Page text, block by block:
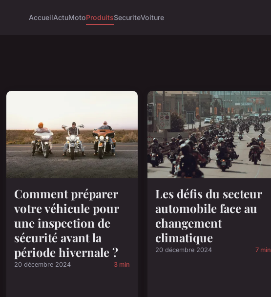
AccueilActuMotoProduitsSecuriteVoiture
Comment préparer
votre véhicule pour
une inspection de
sécurité avant la
période hivernale ?
20 décembre 2024 3 min
Les défis du secteur
automobile face au
changement
climatique
20 décembre 2024 7 min